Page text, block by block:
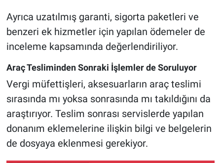
Ayrıca uzatılmış garanti, sigorta paketleri ve
benzeri ek hizmetler için yapılan ödemeler de
inceleme kapsamında değerlendiriliyor.
Araç Tesliminden Sonraki İşlemler de Soruluyor
Vergi müfettişleri, aksesuarların araç teslimi
sırasında mı yoksa sonrasında mı takıldığını da
araştırıyor. Teslim sonrası servislerde yapılan
donanım eklemelerine ilişkin bilgi ve belgelerin
de dosyaya eklenmesi gerekiyor.